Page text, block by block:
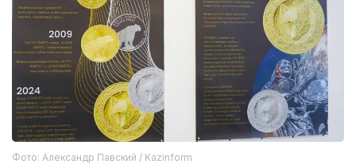
Фото: Александр Павский / Kazinform